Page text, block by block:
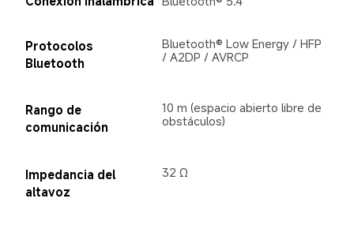
Protocolos
Bluetooth
Bluetooth® Low Energy / HFP
/ A2DP / AVRCP
Rango de
comunicación
10 m (espacio abierto libre de
obstáculos)
Impedancia del
altavoz
32 Ω